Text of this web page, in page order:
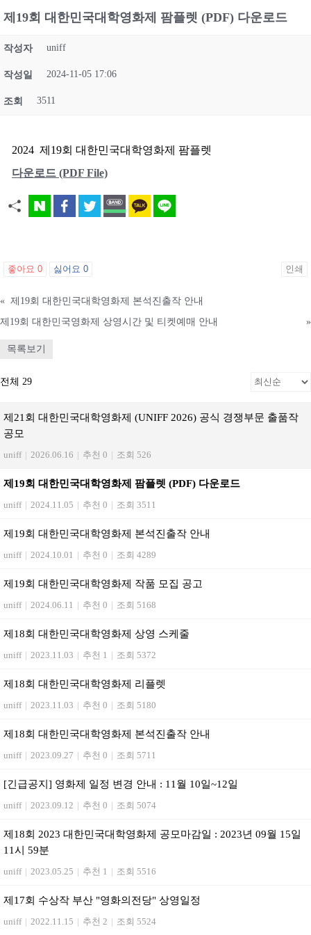
제19회 대한민국대학영화제 팜플렛 (PDF) 다운로드
작성자 uniff
작성일 2024-11-05 17:06
조회 3511
2024 제19회 대한민국대학영화제 팜플렛
다운로드 (PDF File)
좋아요 0 싫어요 0 인쇄
« 제19회 대한민국대학영화제 본석진출작 안내
제19회 대한민국영화제 상영시간 및 티켓예매 안내
»
목록보기
전체 29
제21회 대한민국대학영화제 (UNIFF 2026) 공식 경쟁부문 출품작
공모
uniff | 2026.06.16 | 추천 0 | 조회 526
제19회 대한민국대학영화제 팜플렛 (PDF) 다운로드
uniff | 2024.11.05 | 추천 0 | 조회 3511
제19회 대한민국대학영화제 본석진출작 안내
uniff | 2024.10.01 | 추천 0 | 조회 4289
제19회 대한민국대학영화제 작품 모집 공고
uniff | 2024.06.11 | 추천 0 | 조회 5168
제18회 대한민국대학영화제 상영 스케줄
uniff | 2023.11.03 | 추천 1 | 조회 5372
제18회 대한민국대학영화제 리플렛
uniff | 2023.11.03 | 추천 0 | 조회 5180
제18회 대한민국대학영화제 본석진출작 안내
uniff | 2023.09.27 | 추천 0 | 조회 5711
[긴급공지] 영화제 일정 변경 안내 : 11월 10일~12일
uniff | 2023.09.12 | 추천 0 | 조회 5074
제18회 2023 대한민국대학영화제 공모마감일 : 2023년 09월 15일
11시 59분
uniff | 2023.05.25 | 추천 1 | 조회 5516
제17회 수상작 부산 "영화의전당" 상영일정
uniff | 2022.11.15 | 추천 2 | 조회 5524